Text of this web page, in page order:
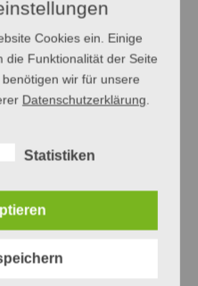
Cookies ein. Einige
die Funktionalität der Seite
wir für unsere
Datenschutzerklärung
Statistiken